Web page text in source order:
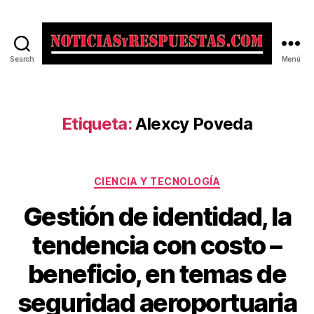
Search Menú
Etiqueta:Alexcy Poveda
Categorías
CIENCIA Y TECNOLOGÍA
Gestión de identidad, la
tendencia con costo –
beneficio, en temas de
seguridad aeroportuaria